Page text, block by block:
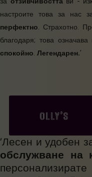
настроите това за нас
перфектно. Страхотно.
благодаря; това
спокойно. Легендарен.’
‘Лесен и удобен
обслужване на